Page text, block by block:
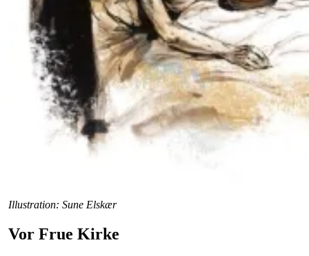
Illustration: Sune Elskær
Vor Frue Kirke